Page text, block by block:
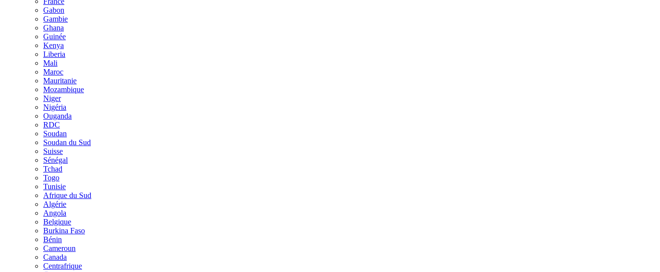
Gabon
Gambie
Ghana
Guinée
Kenya
Liberia
Mali
Maroc
Mauritanie
Mozambique
Niger
Nigéria
Ouganda
RDC
Soudan
Soudan du Sud
Suisse
Sénégal
Tchad
Togo
Tunisie
Afrique du Sud
Algérie
Angola
Belgique
Burkina Faso
Bénin
Cameroun
Canada
Centrafrique